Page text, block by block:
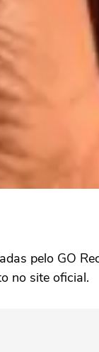
pelo GO
no site oficial.